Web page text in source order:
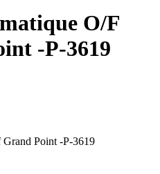
O/F
-P-3619
Point -P-3619